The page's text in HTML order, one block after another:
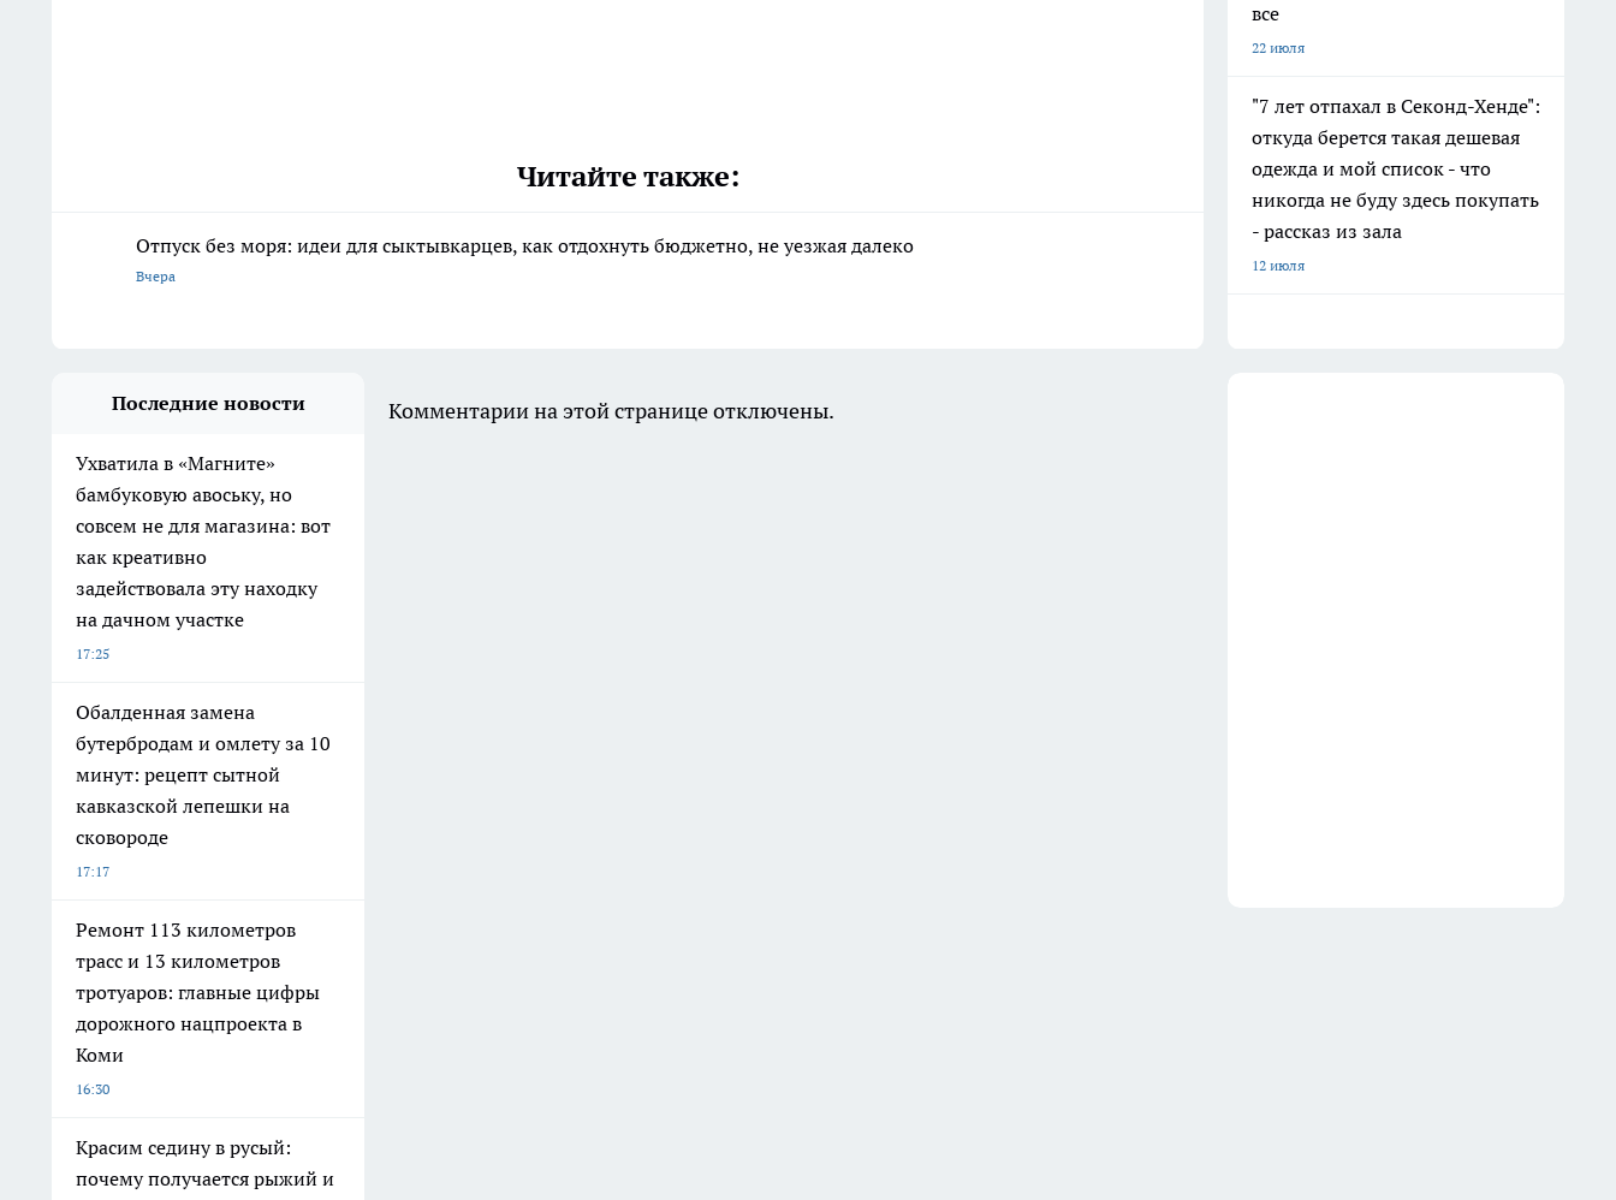
Читайте также:
Отпуск без моря: идеи для сыктывкарцев, как отдохнуть бюджетно, не уезжая далеко
Вчера
все
22 июля
"7 лет отпахал в Секонд-Хенде":
откуда берется такая дешевая
одежда и мой список - что
никогда не буду здесь покупать
- рассказ из зала
12 июля
Последние новости
Ухватила в «Магните»
бамбуковую авоську, но
совсем не для магазина: вот
как креативно
задействовала эту находку
на дачном участке
17:25
Обалденная замена
бутербродам и омлету за 10
минут: рецепт сытной
кавказской лепешки на
сковороде
17:17
Ремонт 113 километров
трасс и 13 километров
тротуаров: главные цифры
дорожного нацпроекта в
Коми
16:30
Красим седину в русый:
почему получается рыжий и
Комментарии на этой странице отключены.